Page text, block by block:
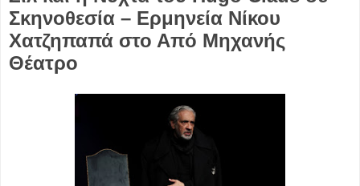
Σκηνοθεσία – Ερμηνεία Νίκου
Χατζηπαπά στο Από Μηχανής
Θέατρο